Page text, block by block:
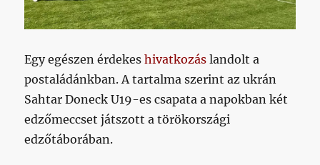
Egy egészen érdekeshivatkozás landolt a
postaládánkban. A tartalma szerint az ukrán
Sahtar Doneck U19-es csapata a napokban két
edzőmeccset játszott a törökországi
edzőtáborában.